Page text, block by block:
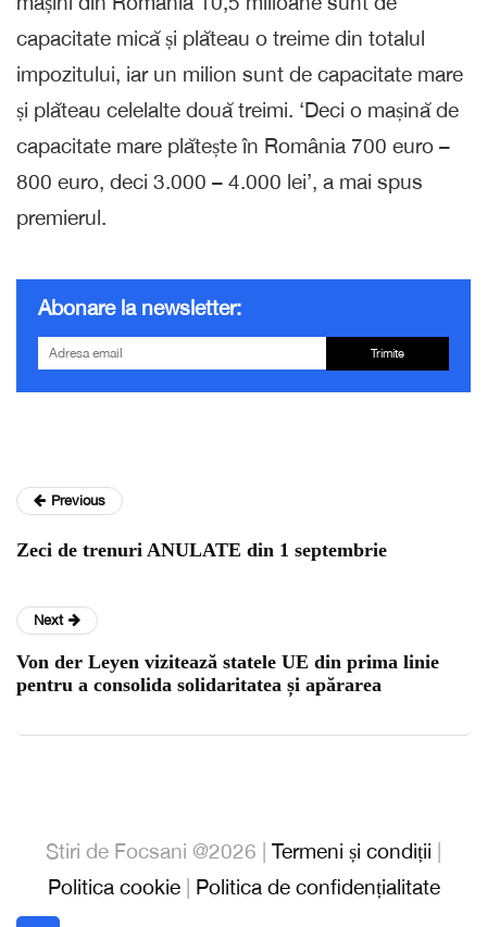
capacitate mică și plăteau o treime din totalul
impozitului, iar un milion sunt de capacitate mare
și plăteau celelalte două treimi. ‘Deci o mașină de
capacitate mare plătește în România 700 euro –
800 euro, deci 3.000 – 4.000 lei’, a mai spus
premierul.
Abonare la newsletter:
Trimite
Previous
Zeci de trenuri ANULATE din 1 septembrie
Next
Von der Leyen vizitează statele UE din prima linie
pentru a consolida solidaritatea și apărarea
Stiri de Focsani @2026 | Termeni și condiții
Politica cookie| Politica de confidențialitate